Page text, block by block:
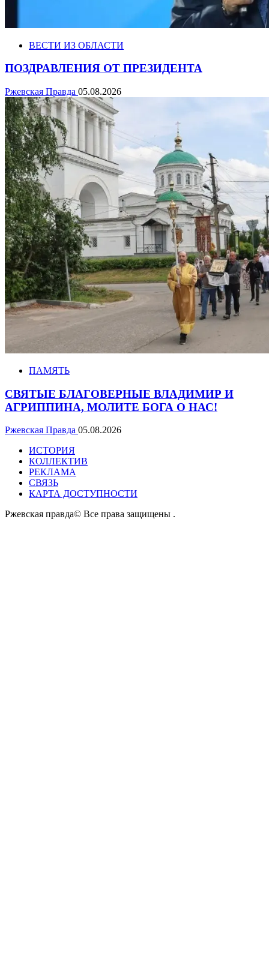
ВЕСТИ ИЗ ОБЛАСТИ
ПОЗДРАВЛЕНИЯ ОТ ПРЕЗИДЕНТА
Ржевская Правда 05.08.2026
ПАМЯТЬ
СВЯТЫЕ БЛАГОВЕРНЫЕ ВЛАДИМИР И
АГРИППИНА, МОЛИТЕ БОГА О НАС!
Ржевская Правда 05.08.2026
ИСТОРИЯ
КОЛЛЕКТИВ
РЕКЛАМА
СВЯЗЬ
КАРТА ДОСТУПНОСТИ
Ржевская правда© Все права защищены .